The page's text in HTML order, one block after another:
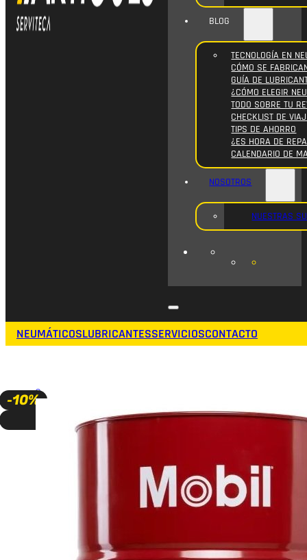
BLOG
TECNOLOGÍA EN
CÓMO SE
GUÍA DE
¿CÓMO ELEGIR
TODO SOBRE TU
CHECKLIST DE
TIPS DE AHORRO
¿ES HORA DE
CALENDARIO DE
NOSOTROS
NUESTRAS
NEUMÁTICOSLUBRICANTESSERVICIOSCONTACTO
-10%
A PEDIDO
🔍